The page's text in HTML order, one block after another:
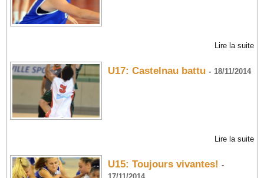
Lire la suite
U17: Castelnau battu - 18/11/2014
Lire la suite
U15: Toujours vivantes! -